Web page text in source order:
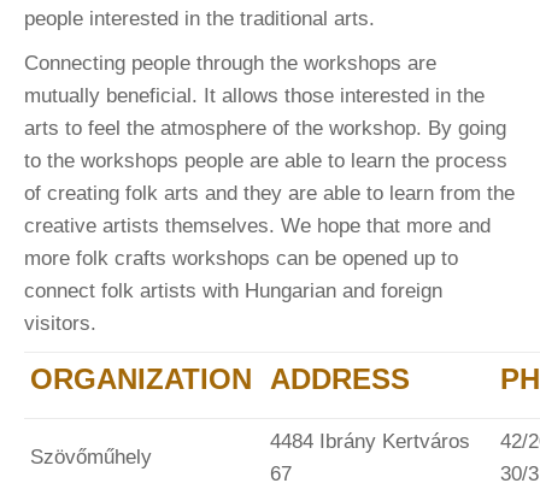
people interested in the traditional arts.
Connecting people through the workshops are
mutually beneficial. It allows those interested in the
arts to feel the atmosphere of the workshop. By going
to the workshops people are able to learn the process
of creating folk arts and they are able to learn from the
creative artists themselves. We hope that more and
more folk crafts workshops can be opened up to
connect folk artists with Hungarian and foreign
visitors.
ORGANIZATION ADDRESS
Szövőműhely
4484 Ibrány Kertváros
67
42/
30/